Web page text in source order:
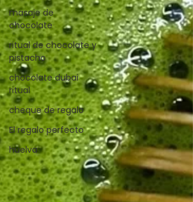
masaje de
chocolate
ritual de chocolate y
pistacho
chocolate dubai
ritual
cheque de regalo
El regalo perfecto
huelva